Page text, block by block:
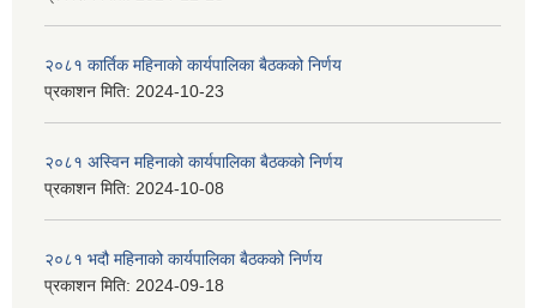
२०८१ कार्तिक महिनाको कार्यपालिका बैठकको निर्णय
प्रकाशन मिति: 2024-10-23
२०८१ अस्विन महिनाको कार्यपालिका बैठकको निर्णय
प्रकाशन मिति: 2024-10-08
२०८१ भदौ महिनाको कार्यपालिका बैठकको निर्णय
प्रकाशन मिति: 2024-09-18